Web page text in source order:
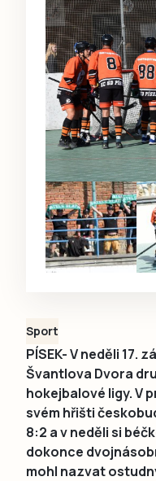
Sport
PÍSEK- V neděli 17.
Švantlova Dvora
hokejbalové ligy. V
svém hřišti
8:2 a v neděli si
dokonce
mohl nazvat